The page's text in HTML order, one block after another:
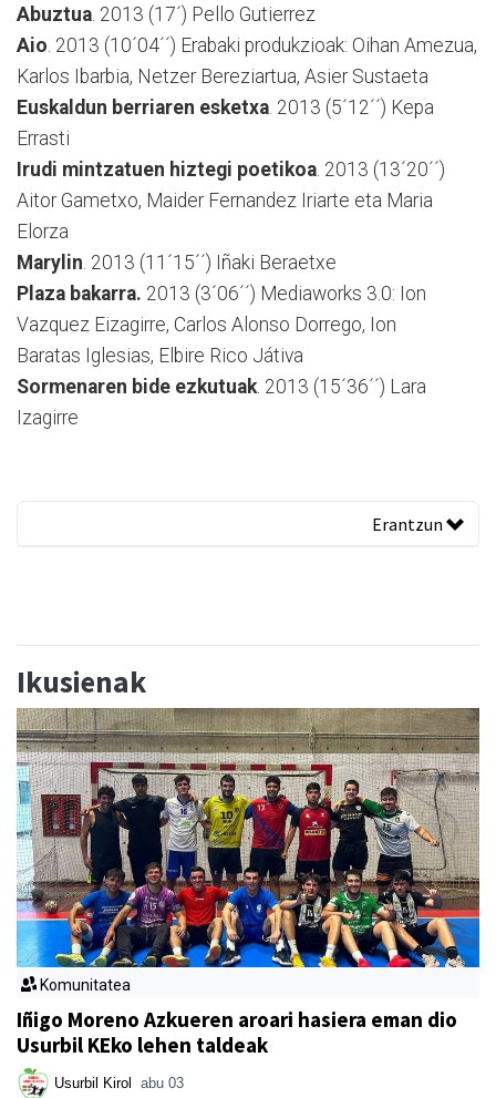
Abuztua . 2013 (17´) Pello Gutierrez
Aio . 2013 (10´04´´) Erabaki produkzioak: Oihan Amezua,
Karlos Ibarbia, Netzer Bereziartua, Asier Sustaeta
Euskaldun berriaren esketxa . 2013 (5´12´´) Kepa
Errasti
Irudi mintzatuen hiztegi poetikoa . 2013 (13´20´´)
Aitor Gametxo, Maider Fernandez Iriarte eta Maria
Elorza
Marylin . 2013 (11´15´´) Iñaki Beraetxe
Plaza bakarra. 2013 (3´06´´) Mediaworks 3.0: Ion
Vazquez Eizagirre, Carlos Alonso Dorrego, Ion
Baratas Iglesias, Elbire Rico Játiva
Sormenaren bide ezkutuak . 2013 (15´36´´) Lara
Izagirre
Erantzun
Ikusienak
Komunitatea
Iñigo Moreno Azkueren aroari hasiera eman dio
Usurbil KEko lehen taldeak
Usurbil Kirol abu 03